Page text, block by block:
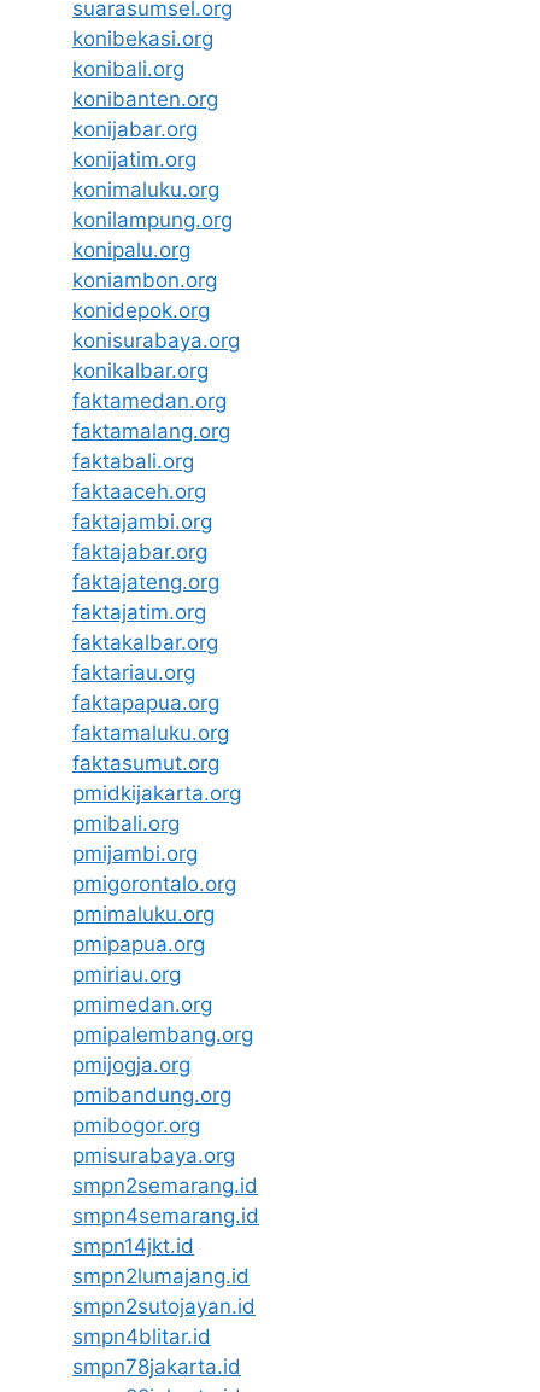
suarasumsel.org
konibekasi.org
konibali.org
konibanten.org
konijabar.org
konijatim.org
konimaluku.org
konilampung.org
konipalu.org
koniambon.org
konidepok.org
konisurabaya.org
konikalbar.org
faktamedan.org
faktamalang.org
faktabali.org
faktaaceh.org
faktajambi.org
faktajabar.org
faktajateng.org
faktajatim.org
faktakalbar.org
faktariau.org
faktapapua.org
faktamaluku.org
faktasumut.org
pmidkijakarta.org
pmibali.org
pmijambi.org
pmigorontalo.org
pmimaluku.org
pmipapua.org
pmiriau.org
pmimedan.org
pmipalembang.org
pmijogja.org
pmibandung.org
pmibogor.org
pmisurabaya.org
smpn2semarang.id
smpn4semarang.id
smpn14jkt.id
smpn2lumajang.id
smpn2sutojayan.id
smpn4blitar.id
smpn78jakarta.id